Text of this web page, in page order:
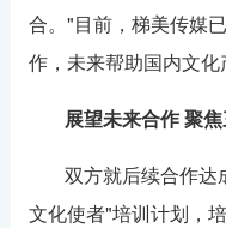
合。"目前，梯美传媒
作，未来帮助国内文化
展望未来合作聚
双方就后续合作达
文化使者"培训计划，